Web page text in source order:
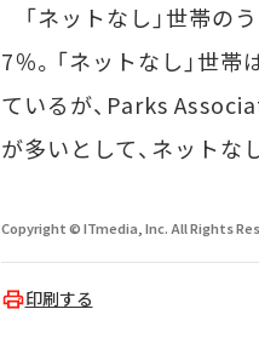
「ネットなし」世帯の
7％。「ネットなし」世
ているが、Parks
が多いとして、ネット
Copyright © ITmedia, Inc. All Rights
印刷する